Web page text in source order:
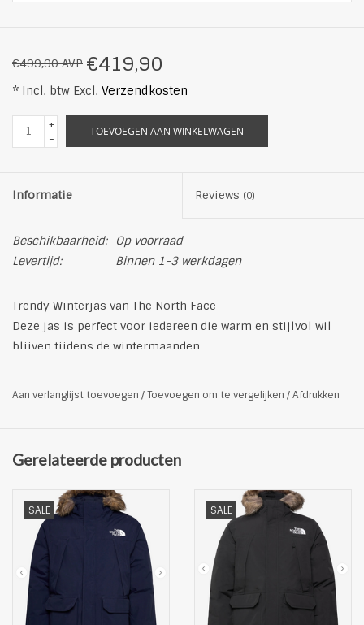
€499,90 AVP €419,90
* Incl. btw Excl. Verzendkosten
+
-
TOEVOEGEN AAN WINKELWAGEN
Informatie Reviews (0)
Beschikbaarheid:
Op voorraad
Levertijd:
Binnen 1-3 werkdagen
Trendy Winterjas van The North Face
Deze jas is perfect voor iedereen die warm en stijlvol wil
blijven tijdens de wintermaanden.
Eigenschappen:
Stijlvol
Winterjas
Kleur: groen
Aan verlanglijst toevoegen /Toevoegen om te vergelijken /Afdrukken
Gerelateerde producten
SALE SALE